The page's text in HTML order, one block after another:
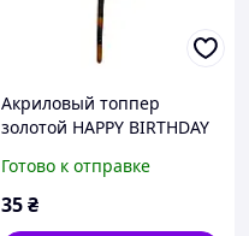
Акриловый топпер
золотой HAPPY BIRTHDAY
Готово к отправке
35₴